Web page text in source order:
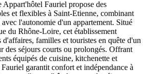
Appart'hôtel Fauriel propose des
et flexibles à Saint-Etienne, combinant
l'autonomie d'un appartement. Situé
du Rhône-Loire, cet établissement
d'affaires, familles et touristes en quête d'un
des séjours courts ou prolongés. Offrant
équipés de cuisine, kitchenette et
garantit confort et indépendance à